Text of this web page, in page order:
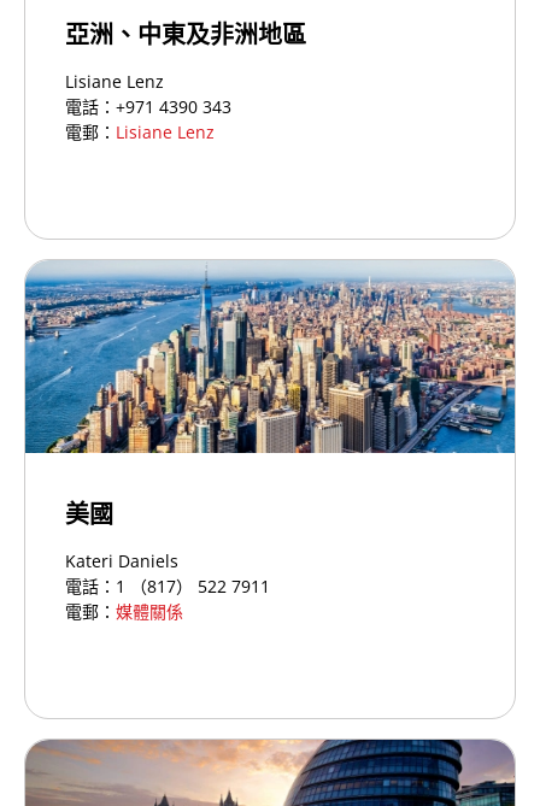
亞洲、中東及非洲地區
Lisiane Lenz
電話：+971 4390 343
電郵： Lisiane Lenz
美國
Kateri Daniels
電話：1 （817） 522 7911
電郵： 媒體關係